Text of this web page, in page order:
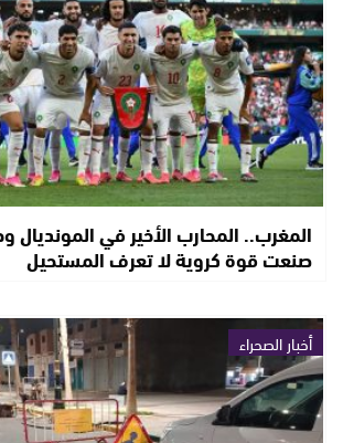
المغرب.. المحارب الأخير في المونديال
صنعت قوة كروية لا تعرف المستحيل
أخبار الصحراء